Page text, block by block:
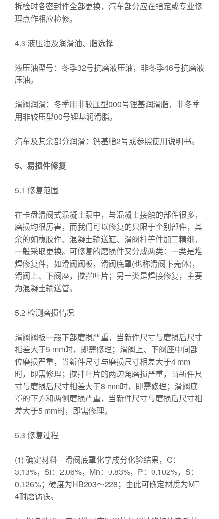
拆检时各密封件全部更换，汽车部分应在指定或专业修
理点作相应检修。
4.3 液压油及润滑油、脂选择
液压油型号：冬季32号抗磨液压油，非冬季46号抗磨液
压油。
滑阀润滑：冬季用非较压型000号锂基润滑脂，非冬季
用非较压型00号锂基润滑脂。
汽车及其余部分润滑：钙基脂2号或参照使用说明书。
5、易损件修复
5.1 修复范围
在卡盘滑阀式混凝土泵中，与混凝土接触的部件很多，
磨损均很厉害，而我们可以修复的只限于个别部件，其
余的如橡胶件、混凝土输送缸、滑阀杆等件加工精细，
一般采取更换。可修复的磨损件又分成两类：一类是堆
焊修复件，如滑阀阀板，滑阀底罩(也称滑阀下壳体)，
滑阀上、下阀座，搅拌叶片；另一类是焊接修复，主要
为混凝土输送管。
5.2 检测磨损情况
滑阀阀板一般下部磨损严重，当新件尺寸与磨损后尺寸
相差大于5 mm时，即需修理；滑阀上、下阀座中间部
位磨损严重，当新件尺寸与磨损尺寸相差大于4 mm
时，即需修理；搅拌叶片的两边角磨损严重，当新件尺
寸与磨损后尺寸相差大于8 mm时，即需修理；滑阀底
罩的下方和两侧磨损严重，当新件尺寸与磨损后尺寸相
差大于5 mm时，即需修理。
5.3 修复过程
(1) 确定材料 滑阀底罩化学成分化验结果，C：
3.13%，Si：2.06%，Mn：0.83%，P：0.102%，S：
0.126%；硬度为HB203～228；由此可确定材质为MT-
4耐磨铸铁。